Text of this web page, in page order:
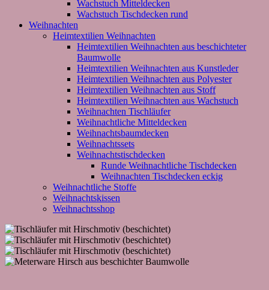
Wachstuch Mitteldecken
Wachstuch Tischdecken rund
Weihnachten
Heimtextilien Weihnachten
Heimtextilien Weihnachten aus beschichteter
Baumwolle
Heimtextilien Weihnachten aus Kunstleder
Heimtextilien Weihnachten aus Polyester
Heimtextilien Weihnachten aus Stoff
Heimtextilien Weihnachten aus Wachstuch
Weihnachten Tischläufer
Weihnachtliche Mitteldecken
Weihnachtsbaumdecken
Weihnachtssets
Weihnachtstischdecken
Runde Weihnachtliche Tischdecken
Weihnachten Tischdecken eckig
Weihnachtliche Stoffe
Weihnachtskissen
Weihnachtsshop